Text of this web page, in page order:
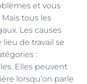
et vous
tous les
Les causes
de travail se
:
Elles peuvent
lorsqu’on parle